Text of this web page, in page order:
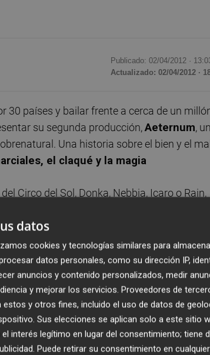
Publicado: 02/04/2012 ·
Actualizado: 02/04/2012 ·
30 países y bailar frente a cerca de un
su segunda producción,Aeternum, un
Una historia sobre el bien y el
el claqué y la magia
Circo del Sol, Donka, Nebbia, Icaro o Rain,
Con este espectáculo Los Vivancos y
un próximo proyecto conjunto.
junto con Los Vivancos.
en Aeternum la música flamenca con el
por la Orquesta Sinfónica de
y visual que supone un nuevo paso en el
datos
cookies y tecnologías similares para
datos personales, como su dirección IP,
anuncios y contenido personalizados, medir
y mejorar los servicios. Proveedores de
y otros fines, incluido el uso de datos de
Sus elecciones se aplican solo a este sitio
interés legítimo en lugar del consentimiento; tiene
. Puede retirar su consentimiento en